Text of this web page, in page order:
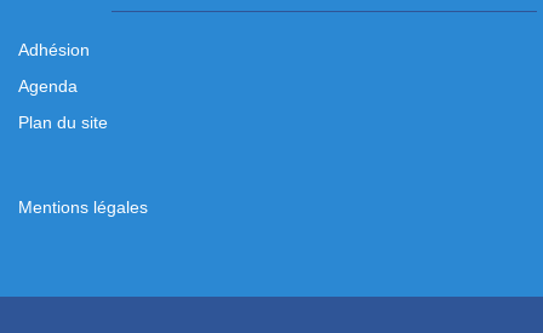
Adhésion
Agenda
Plan du site
Mentions légales